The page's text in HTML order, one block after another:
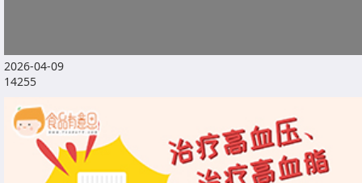
2026-04-09
14255